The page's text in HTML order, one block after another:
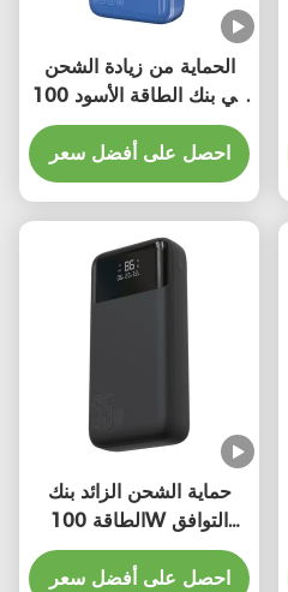
الحماية من زيادة الشحن
في بنك الطاقة الأسود 100
واط / الحماية من الدائرة
القصيرة
احصل على أفضل سعر
حماية الشحن الزائد بنك
الطاقة 100W التوافق
العالمي
احصل على أفضل سعر